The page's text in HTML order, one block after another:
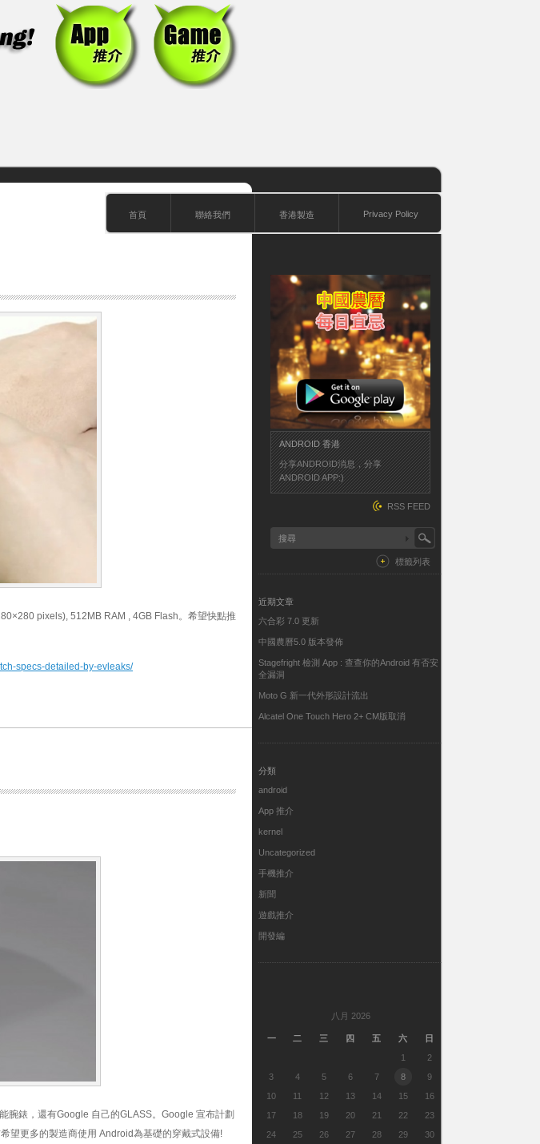
首頁 聯絡我們 香港製造 Privacy Policy
pixels), 512MB RAM , 4GB Flash。希望快點推
specs-detailed-by-evleaks/
腕錶，還有Google 自己的GLASS。Google 宣布計劃
望更多的製造商使用 Android為基礎的穿戴式設備!
ANDROID 香港
分享ANDROID消息，分享
ANDROID APP:)
RSS FEED
標籤列表
近期文章
六合彩 7.0 更新
中國農曆5.0 版本發佈
Stagefright 檢測 App : 查查你的Android 有否安
全漏洞
Moto G 新一代外形設計流出
Alcatel One Touch Hero 2+ CM版取消
分類
android
App 推介
kernel
Uncategorized
手機推介
新聞
遊戲推介
開發編
八月 2026
一 二 三 四 五 六 日
1
2
3
4 5 6 7 8
9
10
11 12 13 14 15
16
17
18 19 20 21 22
23
24
25 26 27 28 29
30